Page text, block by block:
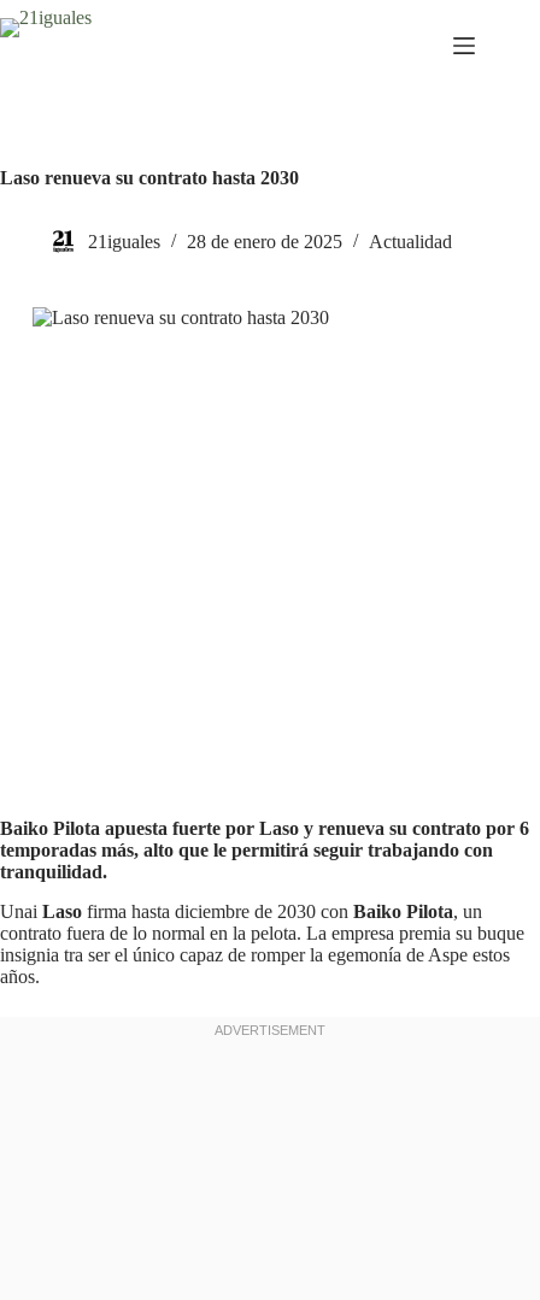
Saltar
al
Laso renueva su contrato hasta 2030
21iguales 28 de enero de 2025 Actualidad
Baiko Pilota apuesta fuerte por Laso y renueva su contrato por 6
temporadas más, alto que le permitirá seguir trabajando con
tranquilidad.
Unai Laso firma hasta diciembre de 2030 con Baiko Pilota, un
contrato fuera de lo normal en la pelota. La empresa premia su buque
insignia tra ser el único capaz de romper la egemonía de Aspe estos
años.